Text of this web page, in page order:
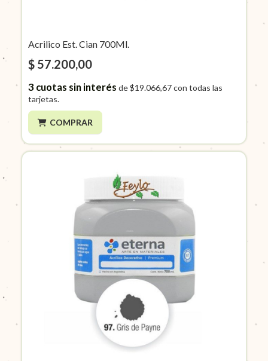
Acrilico Est. Cian 700Ml.
$ 57.200,00
3cuotas sin interés de$19.066,67con todas las
tarjetas.
COMPRAR